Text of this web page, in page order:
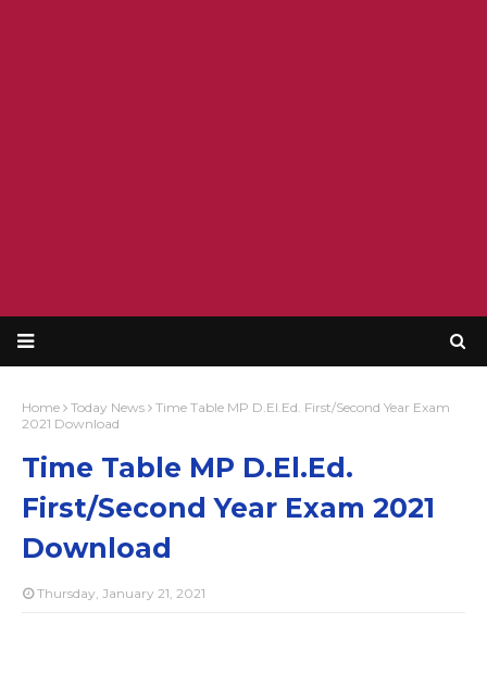
Home Today News
Time Table MP D.El.Ed. First/Second Year Exam
2021 Download
Time Table MP D.El.Ed.
First/Second Year Exam 2021
Download
Thursday, January 21, 2021